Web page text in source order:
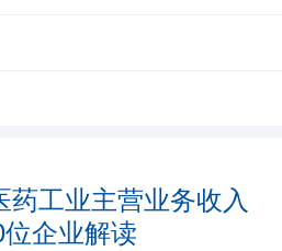
工业主营业务收入
企业解读